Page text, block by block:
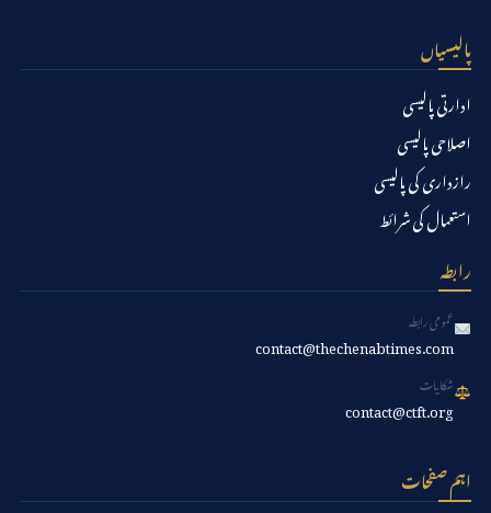
پالیسیاں
ادارتی پالیسی
اصلاحی پالیسی
رازداری کی پالیسی
استعمال کی شرائط
رابطہ
عمومی رابطہ
contact@thechenabtimes.com
شکایات
contact@ctft.org
اہم صفحات